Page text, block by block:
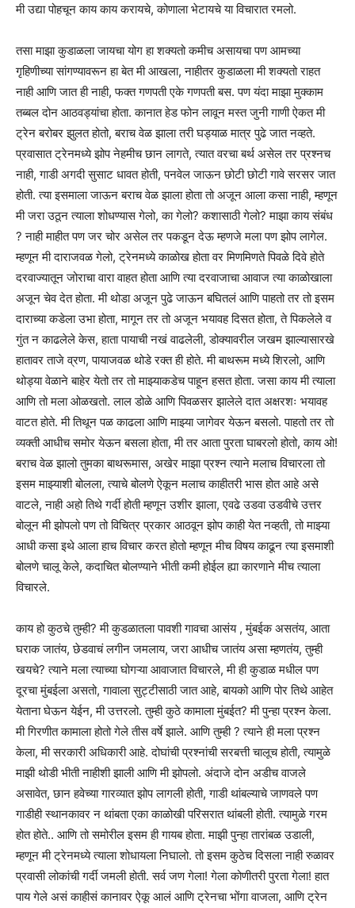
मी उद्या पोहचून काय काय करायचे, कोणाला भेटायचे या विचारात रमलो.
तसा माझा कुडाळला जायचा योग हा शक्यतो कमीच असायचा पण आमच्या
गृहिणीच्या सांगण्यावरून हा बेत मी आखला, नाहीतर कुडाळला मी शक्यतो राहत
नाही आणि जात ही नाही, फक्त गणपती एके गणपती बस. पण यंदा माझा मुक्काम
तब्बल दोन आठवड्यांचा होता. कानात हेड फोन लावून मस्त जुनी गाणी ऐकत मी
ट्रेन बरोबर झुलत होतो, बराच वेळ झाला तरी घड्याळ मात्र पुढे जात नव्हते.
प्रवासात ट्रेनमध्ये झोप नेहमीच छान लागते, त्यात वरचा बर्थ असेल तर प्रश्नच
नाही, गाडी अगदी सुसाट धावत होती, पनवेल जाऊन छोटी छोटी गावे सरसर जात
होती. त्या इसमाला जाऊन बराच वेळ झाला होता तो अजून आला कसा नाही, म्हणून
मी जरा उठून त्याला शोधण्यास गेलो, का गेलो? कशासाठी गेलो? माझा काय संबंध
? नाही माहीत पण जर चोर असेल तर पकडून देऊ म्हणजे मला पण झोप लागेल.
म्हणून मी दाराजवळ गेलो, ट्रेनमध्ये काळोख होता वर मिणमिणते पिवळे दिवे होते
दरवाज्यातून जोराचा वारा वाहत होता आणि त्या दरवाजाचा आवाज त्या काळोखाला
अजून चेव देत होता. मी थोडा अजून पुढे जाऊन बघितलं आणि पाहतो तर तो इसम
दाराच्या कडेला उभा होता, मागून तर तो अजून भयावह दिसत होता, ते पिकलेले व
गुंत न काढलेले केस, हाता पायाची नखं वाढलेली, डोक्यावरील जखम झाल्यासारखे
हातावर ताजे व्रण, पायाजवळ थोडे रक्त ही होते. मी बाथरूम मध्ये शिरलो, आणि
थोड्या वेळाने बाहेर येतो तर तो माझ्याकडेच पाहून हसत होता. जसा काय मी त्याला
आणि तो मला ओळखतो. लाल डोळे आणि पिवळसर झालेले दात अक्षरशः भयावह
वाटत होते. मी तिथून पळ काढला आणि माझ्या जागेवर येऊन बसलो. पाहतो तर तो
व्यक्ती आधीच समोर येऊन बसला होता, मी तर आता पुरता घाबरलो होतो, काय ओ!
बराच वेळ झालो तुमका बाथरूमास, अखेर माझा प्रश्न त्याने मलाच विचारला तो
इसम माझ्याशी बोलला, त्याचे बोलणे ऐकून मलाच काहीतरी भास होत आहे असे
वाटले, नाही अहो तिथे गर्दी होती म्हणून उशीर झाला, एवढे उडवा उडवीचे उत्तर
बोलून मी झोपलो पण तो विचित्र प्रकार आठवून झोप काही येत नव्हती, तो माझ्या
आधी कसा इथे आला हाच विचार करत होतो म्हणून मीच विषय काढून त्या इसमाशी
बोलणे चालू केले, कदाचित बोलण्याने भीती कमी होईल ह्या कारणाने मीच त्याला
विचारले.
काय हो कुठचे तुम्ही? मी कुडळातला पावशी गावचा आसंय , मुंबईक असतंय, आता
घराक जातंय, छेडवाचं लगीन जमलाय, जरा आधीच जातंय असा म्हणतंय, तुम्ही
खयचे? त्याने मला त्याच्या घोगऱ्या आवाजात विचारले, मी ही कुडाळ मधील पण
दूरचा मुंबईला असतो, गावाला सुट्टीसाठी जात आहे, बायको आणि पोर तिथे आहेत
येताना घेऊन येईन, मी उत्तरलो. तुम्ही कुठे कामाला मुंबईत? मी पुन्हा प्रश्न केला.
मी गिरणीत कामाला होतो गेले तीस वर्षे झाले. आणि तुम्ही ? त्याने ही मला प्रश्न
केला, मी सरकारी अधिकारी आहे. दोघांची प्रश्नांची सरबत्ती चालूच होती, त्यामुळे
माझी थोडी भीती नाहीशी झाली आणि मी झोपलो. अंदाजे दोन अडीच वाजले
असावेत, छान हवेच्या गारव्यात झोप लागली होती, गाडी थांबल्याचे जाणवले पण
गाडीही स्थानकावर न थांबता एका काळोखी परिसरात थांबली होती. त्यामुळे गरम
होत होते.. आणि तो समोरील इसम ही गायब होता. माझी पुन्हा तारांबळ उडाली,
म्हणून मी ट्रेनमध्ये त्याला शोधायला निघालो. तो इसम कुठेच दिसला नाही रुळावर
प्रवासी लोकांची गर्दी जमली होती. सर्व जण गेला! गेला कोणीतरी पुरता गेला! हात
पाय गेले असं काहीसं कानावर ऐकू आलं आणि ट्रेनचा भोंगा वाजला, आणि ट्रेन